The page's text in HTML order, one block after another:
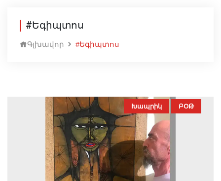
#Եգիպտոս
Գլխավոր #Եգիպտոս
Խապրիկ ԲՕԹ